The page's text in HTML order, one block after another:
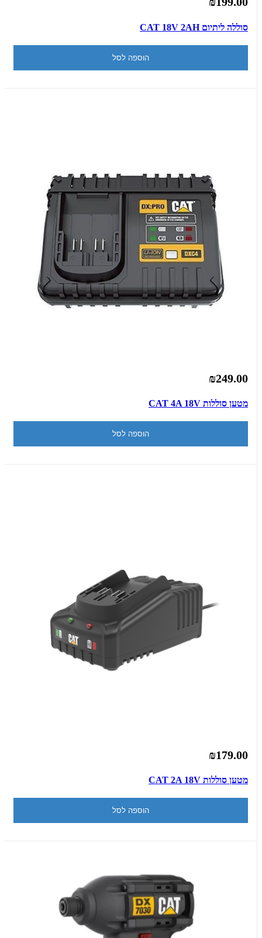
סוללה ליתיום CAT 18V 2AH
הוספה לסל
₪249.00
מטען סוללות CAT 4A 18V
הוספה לסל
₪179.00
מטען סוללות CAT 2A 18V
הוספה לסל